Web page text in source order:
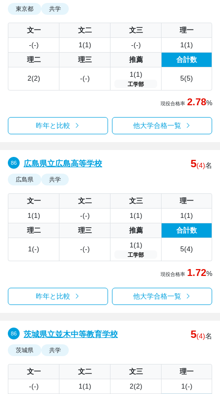
東京都 共学
文一 文二 文三
理一
-(-)
1(1) -(-)
1(1)
理二
理三 推薦 合計数
2(2) -(-) 1(1)
工学部
5(5)
現役合格率 2.78%
昨年と比較 他大学合格一覧
広島県立広島高等学校 5(4)名
広島県 共学
文一 文二 文三
理一
1(1)
-(-) 1(1)
1(1)
理二
理三 推薦 合計数
1(-) -(-) 1(1)
工学部
5(4)
現役合格率 1.72%
昨年と比較 他大学合格一覧
茨城県立並木中等教育学校 5(4)名
茨城県 共学
文一 文二 文三
理一
-(-)
1(1) 2(2)
1(-)